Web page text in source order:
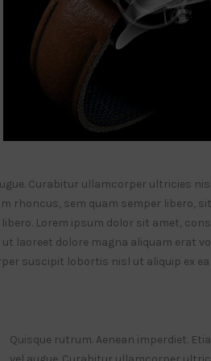
Curabitur ullamcorper ultricies
rhoncus, sem quam semper libero,
Lorem ipsum dolor sit amet,
laoreet dolore magna aliquam erat
suscipit lobortis nisl ut aliquip ex
Quisque rutrum. Aenean imperdiet.